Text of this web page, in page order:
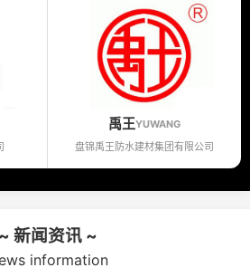
禹王YUWANG
盘锦禹王防水建材集团有限公司
~ 新闻资讯 ~
information